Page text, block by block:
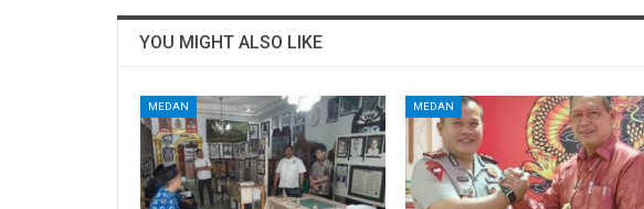
YOU MIGHT ALSO LIKE
MEDAN MEDAN